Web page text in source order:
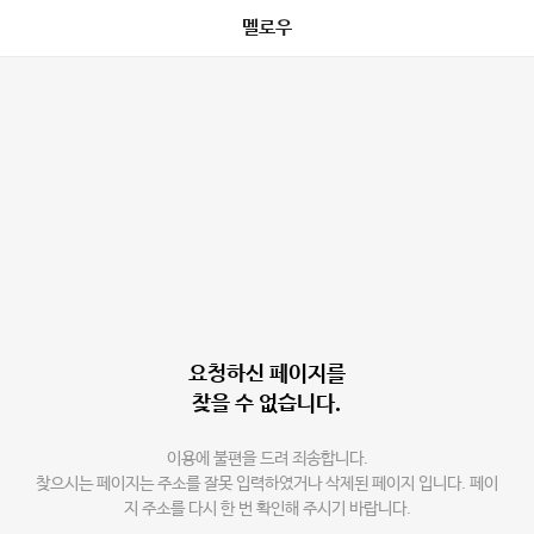
멜로우
요청하신 페이지를
찾을 수 없습니다.
이용에 불편을 드려 죄송합니다.
찾으시는 페이지는 주소를 잘못 입력하였거나 삭제된 페이지 입니다. 페이
지 주소를 다시 한 번 확인해 주시기 바랍니다.